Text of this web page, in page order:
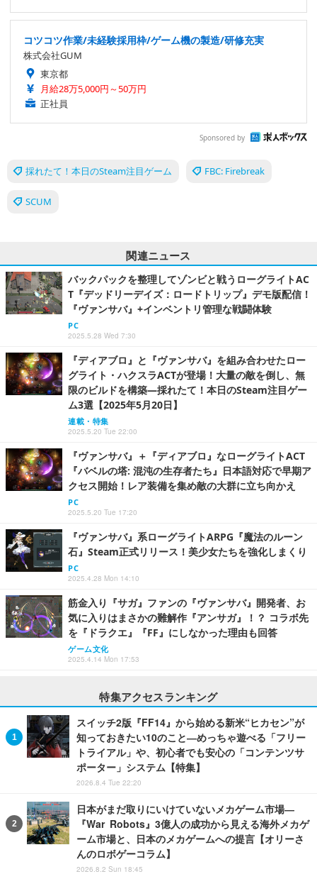
コツコツ作業/未経験採用枠/ゲーム機の製造/研修充実
株式会社GUM
東京都
月給28万5,000円～50万円
正社員
Sponsored by
採れたて！本日のSteam注目ゲーム FBC: Firebreak
SCUM
関連ニュース
バックパックを整理してゾンビと戦うローグライトAC
T『デッドリーデイズ：ロードトリップ』デモ版配信！
『ヴァンサバ』+インベントリ管理な戦闘体験
PC
2025.5.28 Wed 7:30
『ディアブロ』と『ヴァンサバ』を組み合わせたロー
グライト・ハクスラACTが登場！大量の敵を倒し、無
限のビルドを構築―採れたて！本日のSteam注目ゲー
ム3選【2025年5月20日】
連載・特集
2025.5.20 Tue 22:00
『ヴァンサバ』＋『ディアブロ』なローグライトACT
『バベルの塔: 混沌の生存者たち』日本語対応で早期ア
クセス開始！レア装備を集め敵の大群に立ち向かえ
PC
2025.5.20 Tue 17:20
『ヴァンサバ』系ローグライトARPG『魔法のルーン
石』Steam正式リリース！美少女たちを強化しまくり
PC
2025.4.28 Mon 14:10
筋金入り『サガ』ファンの『ヴァンサバ』開発者、お
気に入りはまさかの難解作『アンサガ』！？ コラボ先
を『ドラクエ』『FF』にしなかった理由も回答
ゲーム文化
2025.4.14 Mon 17:53
特集アクセスランキング
スイッチ2版『FF14』から始める新米“ヒカセン”が
知っておきたい10のこと―めっちゃ遊べる「フリー
トライアル」や、初心者でも安心の「コンテンツサ
ポーター」システム【特集】
2026.8.4 Tue 22:20
日本がまだ取りにいけていないメカゲーム市場―
『War Robots』3億人の成功から見える海外メカゲ
ーム市場と、日本のメカゲームへの提言【オリーさ
んのロボゲーコラム】
2026.8.2 Sun 18:45